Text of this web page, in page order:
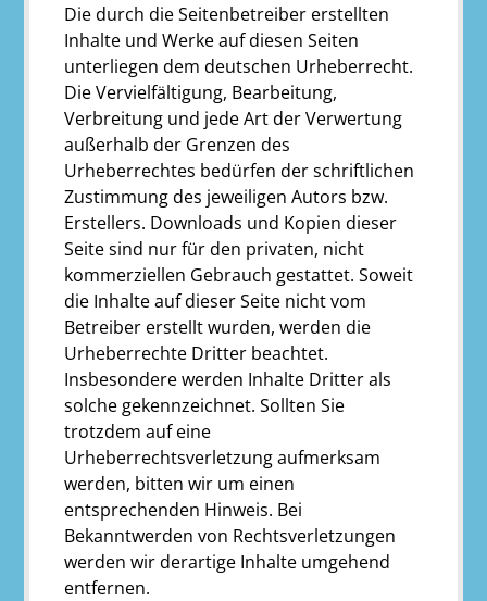
Die durch die Seitenbetreiber erstellten
Inhalte und Werke auf diesen Seiten
unterliegen dem deutschen Urheberrecht.
Die Vervielfältigung, Bearbeitung,
Verbreitung und jede Art der Verwertung
außerhalb der Grenzen des
Urheberrechtes bedürfen der schriftlichen
Zustimmung des jeweiligen Autors bzw.
Erstellers. Downloads und Kopien dieser
Seite sind nur für den privaten, nicht
kommerziellen Gebrauch gestattet. Soweit
die Inhalte auf dieser Seite nicht vom
Betreiber erstellt wurden, werden die
Urheberrechte Dritter beachtet.
Insbesondere werden Inhalte Dritter als
solche gekennzeichnet. Sollten Sie
trotzdem auf eine
Urheberrechtsverletzung aufmerksam
werden, bitten wir um einen
entsprechenden Hinweis. Bei
Bekanntwerden von Rechtsverletzungen
werden wir derartige Inhalte umgehend
entfernen.